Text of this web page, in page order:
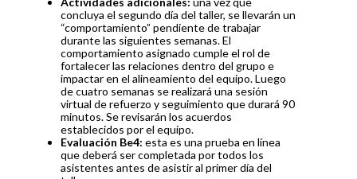
concluya el segundo día del taller, se llevarán un
“comportamiento” pendiente de trabajar
durante las siguientes semanas. El
comportamiento asignado cumple el rol de
fortalecer las relaciones dentro del grupo e
impactar en el alineamiento del equipo. Luego
de cuatro semanas se realizará una sesión
virtual de refuerzo y seguimiento que durará 90
minutos. Se revisarán los acuerdos
establecidos por el equipo.
Evaluación Be4: esta es una prueba en línea
que deberá ser completada por todos los
asistentes antes de asistir al primer día del